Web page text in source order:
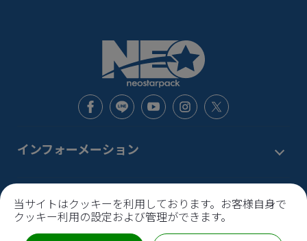
インフォーメーション
新着情報
サービス
お問い合わせ窓口
本社 〒120-0002東京都足立区中川1-6-9
当サイトはクッキーを利用しております。お客様自身で
クッキー利用の設定および管理ができます。